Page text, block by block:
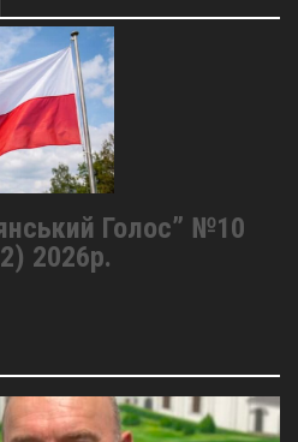
Голос” №10
2026р.